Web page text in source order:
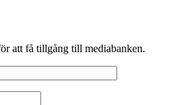
att få tillgång till mediabanken.